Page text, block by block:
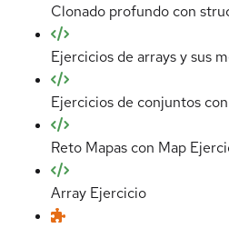
Clonado profundo con
Ejercicios de arrays y sus
Ejercicios de conjuntos
Reto Mapas con Map
Array Ejercicio